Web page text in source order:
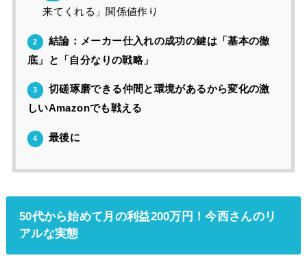
来てくれる」関係値作り
2
結論：メーカー仕入れの成功の鍵は「基本の徹
底」と「自分なりの戦略」
3
切磋琢磨できる仲間と環境があるから変化の激
しいAmazonでも戦える
4 最後に
50代から始めて月の利益200万円！今西さんのリ
アルな実態